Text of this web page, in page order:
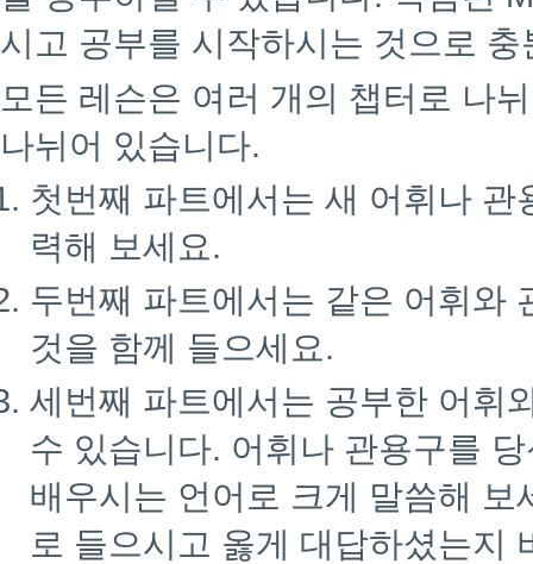
시고 공부를 시작하시는 것으로 충
모든 레슨은 여러 개의 챕터로 나
나뉘어 있습니다.
첫번째 파트에서는 새 어휘나
력해 보세요.
두번째 파트에서는 같은 어휘와
것을 함께 들으세요.
세번째 파트에서는 공부한 어휘
수 있습니다. 어휘나 관용구를
배우시는 언어로 크게 말씀해
로 들으시고 옳게 대답하셨는지